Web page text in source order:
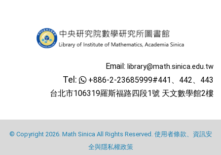
Email: library@math.sinica.edu.tw
Tel:
+886-2-23685999#441、442、443
台北市106319羅斯福路四段1號 天文數學館2樓
© Copyright 2026. Math Sinica All Rights Reserved. 使用者條款、資訊安
全與隱私權政策